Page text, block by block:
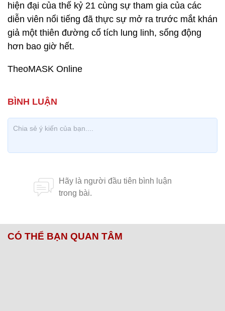
hiện đại của thế kỷ 21 cùng sự tham gia của các
diễn viên nổi tiếng đã thực sự mở ra trước mắt khán
giả một thiên đường cổ tích lung linh, sống động
hơn bao giờ hết.
TheoMASK Online
CÓ THỂ BẠN QUAN TÂM